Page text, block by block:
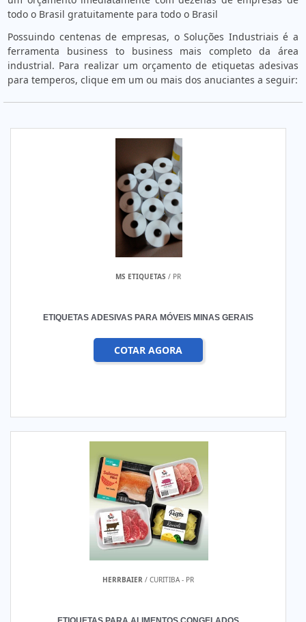
todo o Brasil gratuitamente para todo o Brasil
Possuindo centenas de empresas, o Soluções Industriais é a
ferramenta business to business mais completo da área
industrial. Para realizar um orçamento de etiquetas adesivas
para temperos, clique em um ou mais dos anuciantes a seguir:
MS ETIQUETAS / PR
ETIQUETAS ADESIVAS PARA MÓVEIS MINAS GERAIS
COTAR AGORA
HERRBAIER / CURITIBA - PR